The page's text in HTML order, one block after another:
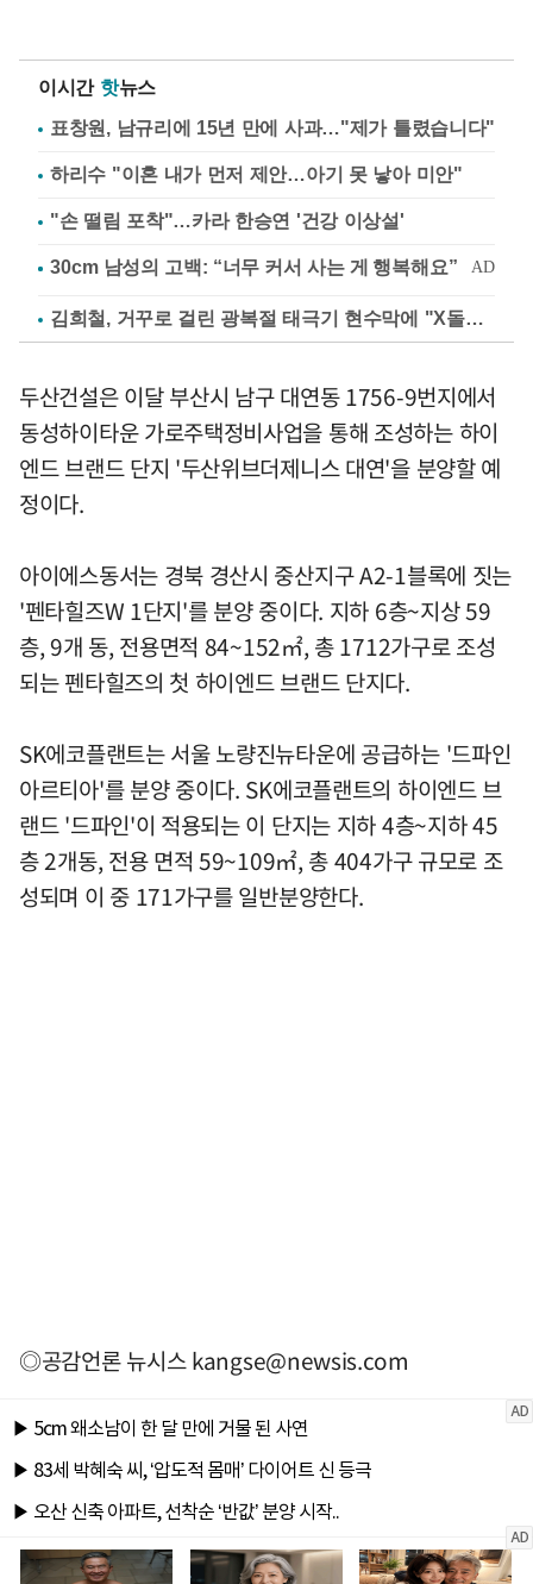
이시간 핫뉴스
표창원, 남규리에 15년 만에 사과…"제가 틀렸습니다"
하리수 "이혼 내가 먼저 제안…아기 못 낳아 미안"
"손 떨림 포착"…카라 한승연 '건강 이상설'
김희철, 거꾸로 걸린 광복절 태극기 현수막에 "X돌았네"
두산건설은 이달 부산시 남구 대연동 1756-9번지에서
동성하이타운 가로주택정비사업을 통해 조성하는 하이
엔드 브랜드 단지 '두산위브더제니스 대연'을 분양할 예
정이다.
아이에스동서는 경북 경산시 중산지구 A2-1블록에 짓는
'펜타힐즈W 1단지'를 분양 중이다. 지하 6층~지상 59
층, 9개 동, 전용면적 84~152㎡, 총 1712가구로 조성
되는 펜타힐즈의 첫 하이엔드 브랜드 단지다.
SK에코플랜트는 서울 노량진뉴타운에 공급하는 '드파인
아르티아'를 분양 중이다. SK에코플랜트의 하이엔드 브
랜드 '드파인'이 적용되는 이 단지는 지하 4층~지하 45
층 2개동, 전용 면적 59~109㎡, 총 404가구 규모로 조
성되며 이 중 171가구를 일반분양한다.
◎공감언론 뉴시스kangse@newsis.com